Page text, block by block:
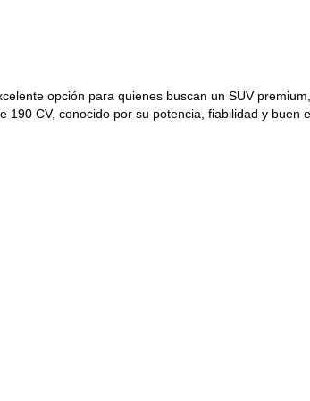
opción para quienes buscan un SUV
CV, conocido por su potencia, fiabilidad y